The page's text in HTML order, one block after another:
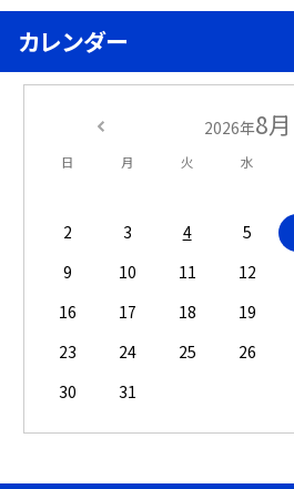
カレンダー
2026年8月
日 月 火 水
2
3 4 5
9
10 11 12
16
17 18 19
23
24 25 26
30
31